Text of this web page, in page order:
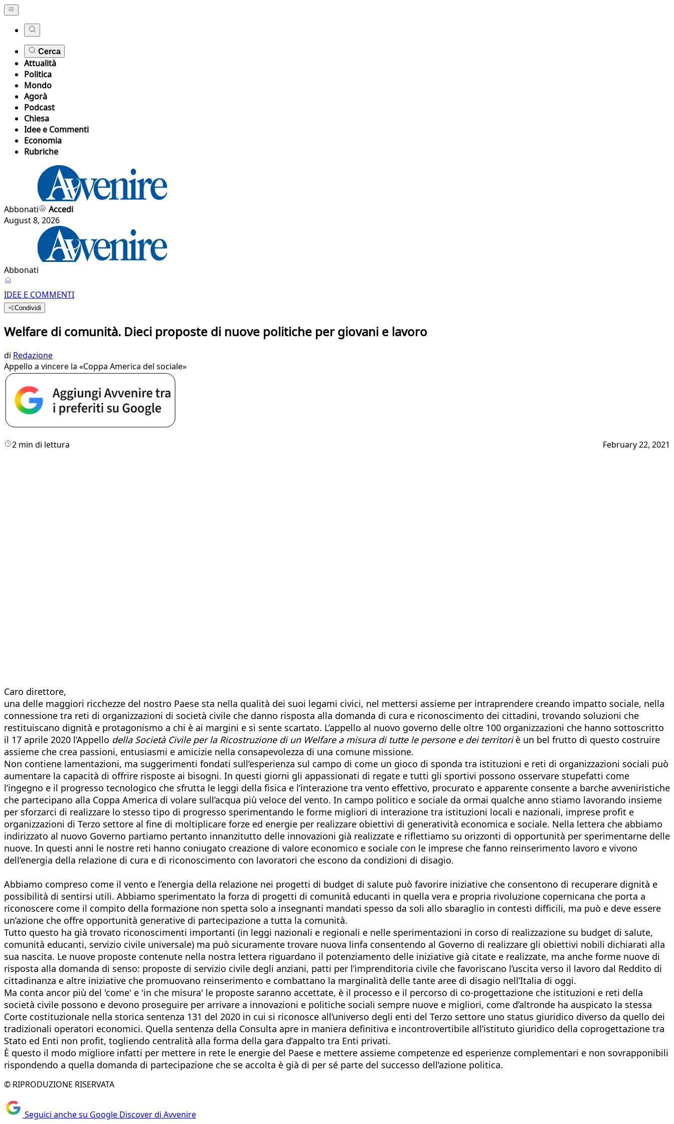
Cerca
Attualità
Politica
Mondo
Agorà
Podcast
Chiesa
Idee e Commenti
Economia
Rubriche
Abbonati
Accedi
August 8, 2026
Abbonati
IDEE E COMMENTI
Condividi
Welfare di comunità. Dieci proposte di nuove politiche per giovani e lavoro
di Redazione
Appello a vincere la «Coppa America del sociale»
2 min di lettura February 22, 2021
Caro direttore,
una delle maggiori ricchezze del nostro Paese sta nella qualità dei suoi legami civici, nel mettersi assieme per intraprendere creando impatto sociale, nella
connessione tra reti di organizzazioni di società civile che danno risposta alla domanda di cura e riconoscimento dei cittadini, trovando soluzioni che
restituiscano dignità e protagonismo a chi è ai margini e si sente scartato. L’appello al nuovo governo delle oltre 100 organizzazioni che hanno sottoscritto
il 17 aprile 2020 l’Appello della Società Civile per la Ricostruzione di un Welfare a misura di tutte le persone e dei territoriè un bel frutto di questo costruire
assieme che crea passioni, entusiasmi e amicizie nella consapevolezza di una comune missione.
Non contiene lamentazioni, ma suggerimenti fondati sull’esperienza sul campo di come un gioco di sponda tra istituzioni e reti di organizzazioni sociali può
aumentare la capacità di offrire risposte ai bisogni. In questi giorni gli appassionati di regate e tutti gli sportivi possono osservare stupefatti come
l’ingegno e il progresso tecnologico che sfrutta le leggi della fisica e l’interazione tra vento effettivo, procurato e apparente consente a barche avveniristiche
che partecipano alla Coppa America di volare sull’acqua più veloce del vento. In campo politico e sociale da ormai qualche anno stiamo lavorando insieme
per sforzarci di realizzare lo stesso tipo di progresso sperimentando le forme migliori di interazione tra istituzioni locali e nazionali, imprese profit e
organizzazioni di Terzo settore al fine di moltiplicare forze ed energie per realizzare obiettivi di generatività economica e sociale. Nella lettera che abbiamo
indirizzato al nuovo Governo partiamo pertanto innanzitutto delle innovazioni già realizzate e riflettiamo su orizzonti di opportunità per sperimentarne delle
nuove. In questi anni le nostre reti hanno coniugato creazione di valore economico e sociale con le imprese che fanno reinserimento lavoro e vivono
dell’energia della relazione di cura e di riconoscimento con lavoratori che escono da condizioni di disagio.
Abbiamo compreso come il vento e l’energia della relazione nei progetti di budget di salute può favorire iniziative che consentono di recuperare dignità e
possibilità di sentirsi utili. Abbiamo sperimentato la forza di progetti di comunità educanti in quella vera e propria rivoluzione copernicana che porta a
riconoscere come il compito della formazione non spetta solo a insegnanti mandati spesso da soli allo sbaraglio in contesti difficili, ma può e deve essere
un’azione che offre opportunità generative di partecipazione a tutta la comunità.
Tutto questo ha già trovato riconoscimenti importanti (in leggi nazionali e regionali e nelle sperimentazioni in corso di realizzazione su budget di salute,
comunità educanti, servizio civile universale) ma può sicuramente trovare nuova linfa consentendo al Governo di realizzare gli obiettivi nobili dichiarati alla
sua nascita. Le nuove proposte contenute nella nostra lettera riguardano il potenziamento delle iniziative già citate e realizzate, ma anche forme nuove di
risposta alla domanda di senso: proposte di servizio civile degli anziani, patti per l’imprenditoria civile che favoriscano l’uscita verso il lavoro dal Reddito di
cittadinanza e altre iniziative che promuovano reinserimento e combattano la marginalità delle tante aree di disagio nell’Italia di oggi.
Ma conta ancor più del 'come' e 'in che misura' le proposte saranno accettate, è il processo e il percorso di co-progettazione che istituzioni e reti della
società civile possono e devono proseguire per arrivare a innovazioni e politiche sociali sempre nuove e migliori, come d’altronde ha auspicato la stessa
Corte costituzionale nella storica sentenza 131 del 2020 in cui si riconosce all’universo degli enti del Terzo settore uno status giuridico diverso da quello dei
tradizionali operatori economici. Quella sentenza della Consulta apre in maniera definitiva e incontrovertibile all’istituto giuridico della coprogettazione tra
Stato ed Enti non profit, togliendo centralità alla forma della gara d’appalto tra Enti privati.
È questo il modo migliore infatti per mettere in rete le energie del Paese e mettere assieme competenze ed esperienze complementari e non sovrapponibili
rispondendo a quella domanda di partecipazione che se accolta è già di per sé parte del successo dell’azione politica.
© RIPRODUZIONE RISERVATA
Seguici anche su Google Discover di Avvenire